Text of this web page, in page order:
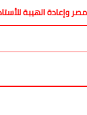
وإعادة الهيبة